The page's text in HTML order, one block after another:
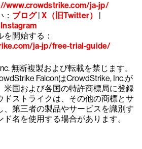
www.crowdstrike.com/ja-jp/
ブログ|X（旧Twitter）
|
Instagram
開始する：
ja-jp/free-trial-guide/
無断複製および転載を禁じます。
FalconはCrowdStrike, Inc.が
米国および各国の特許商標局に登録
ドストライクは、その他の商標とサ
、第三者の製品やサービスを識別す
名を使用する場合があります。